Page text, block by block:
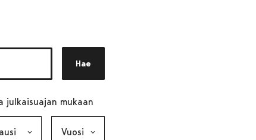
Hae
julkaisuajan mukaan